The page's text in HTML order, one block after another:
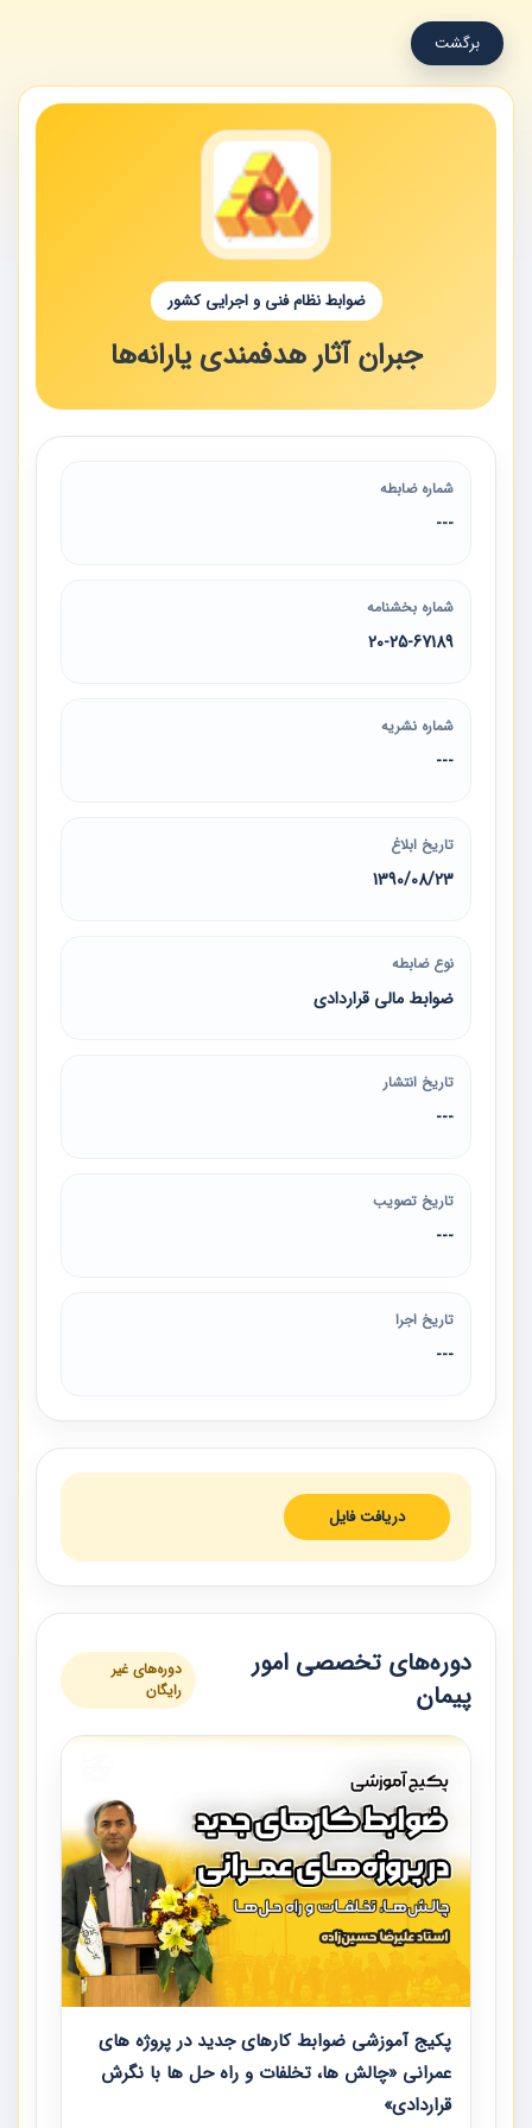
برگشت
ضوابط نظام فنی و اجرایی کشور
جبران آثار هدفمندی یارانه‌ها
شماره ضابطه
---
شماره بخشنامه
20-25-67189
شماره نشریه
---
تاریخ ابلاغ
1390/08/23
نوع ضابطه
ضوابط مالی قراردادی
تاریخ انتشار
---
تاریخ تصویب
---
تاریخ اجرا
---
دریافت فایل
دوره‌های تخصصی امور
پیمان
دوره‌های غیر
رایگان
پکیج آموزشی ضوابط کارهای جدید در پروژه های
عمرانی «چالش ها، تخلفات و راه حل ها با نگرش
قراردادی»